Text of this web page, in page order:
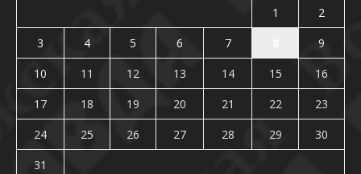
1
2
3
4 5 6 7
9
10
11 12 13 14 15
16
17
18 19 20 21 22
23
24
25 26 27 28 29
30
31